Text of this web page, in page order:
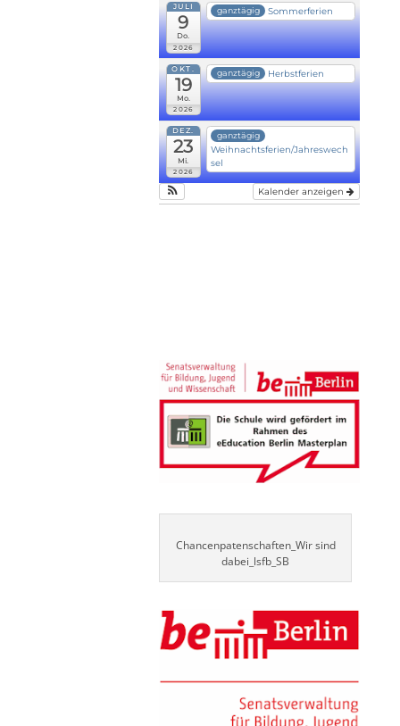
JULI
9
Do.
2026
ganztägig Sommerferien
OKT.
19
Mo.
2026
ganztägig Herbstferien
DEZ.
23
Mi.
2026
ganztägig
Weihnachtsferien/Jahreswech
sel
Kalender anzeigen
Chancenpatenschaften_Wir sind
dabei_lsfb_SB